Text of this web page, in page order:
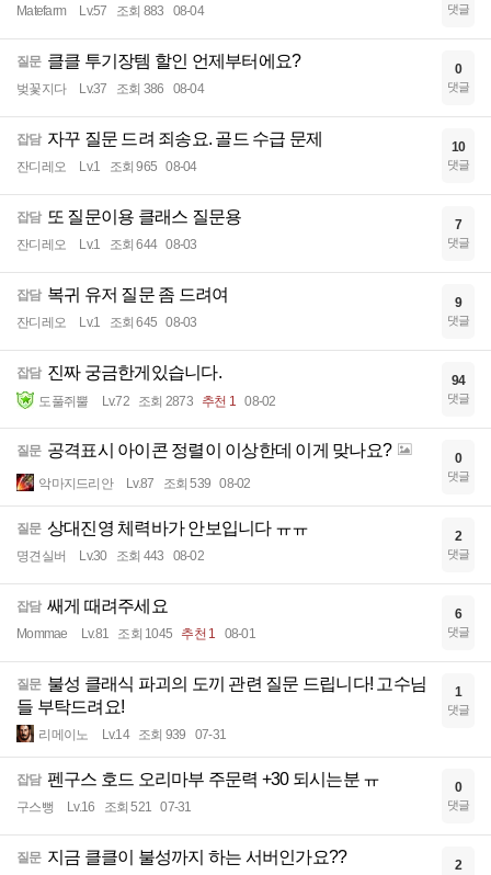
Matefarm Lv.57 조회 883 08-04 댓글
질문 클클 투기장템 할인 언제부터에요?
벚꽃지다 Lv.37 조회 386 08-04
0
댓글
잡담 자꾸 질문 드려 죄송요. 골드 수급 문제
잔디레오 Lv.1 조회 965 08-04
10
댓글
잡담 또 질문이용 클래스 질문용
잔디레오 Lv.1 조회 644 08-03
7
댓글
잡담 복귀 유저 질문 좀 드려여
잔디레오 Lv.1 조회 645 08-03
9
댓글
잡담 진짜 궁금한게있습니다.
도풀쥐뿔 Lv.72 조회 2873 추천 1 08-02
94
댓글
질문 공격표시 아이콘 정렬이 이상한데 이게 맞나요?
악마지드리안 Lv.87 조회 539 08-02
0
댓글
질문 상대진영 체력바가 안보입니다 ㅠㅠ
명견실버 Lv.30 조회 443 08-02
2
댓글
잡담 쌔게 때려주세요
Mommae Lv.81 조회 1045 추천 1 08-01
6
댓글
질문 불성 클래식 파괴의 도끼 관련 질문 드립니다! 고수님
들 부탁드려요!
리메이노 Lv.14 조회 939 07-31
1
댓글
잡담 펜구스 호드 오리마부 주문력 +30 되시는분 ㅠ
구스뻥 Lv.16 조회 521 07-31
0
댓글
질문 지금 클클이 불성까지 하는 서버인가요?? 2